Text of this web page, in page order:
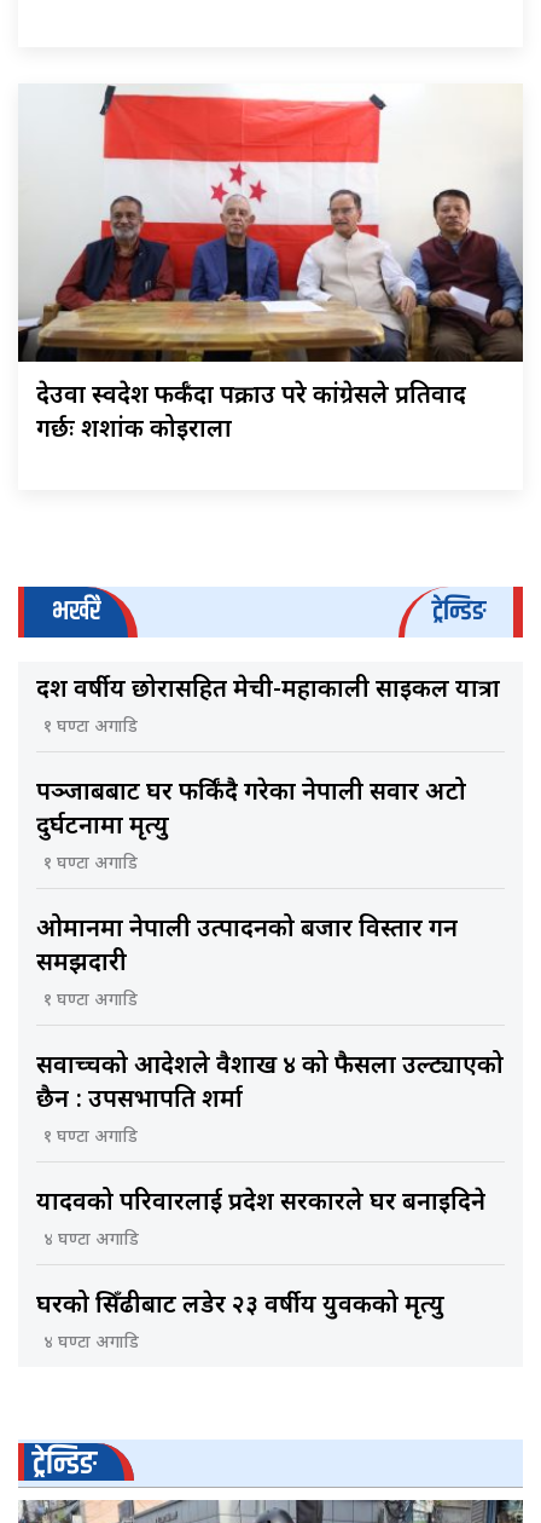
देउवा स्वदेश फर्कँदा पक्राउ परे कांग्रेसले प्रतिवाद
गर्छः शशांक कोइराला
भर्खरै ट्रेन्डिङ
दश वर्षीय छोरासहित मेची-महाकाली साइकल यात्रा
१ घण्टा अगाडि
पञ्जाबबाट घर फर्किंदै गरेका नेपाली सवार अटो
दुर्घटनामा मृत्यु
१ घण्टा अगाडि
ओमानमा नेपाली उत्पादनको बजार विस्तार गर्ने
समझदारी
१ घण्टा अगाडि
सर्वोच्चको आदेशले वैशाख ४ को फैसला उल्ट्याएको
छैन : उपसभापति शर्मा
१ घण्टा अगाडि
यादवको परिवारलाई प्रदेश सरकारले घर बनाइदिने
४ घण्टा अगाडि
घरको सिँढीबाट लडेर २३ वर्षीय युवकको मृत्यु
४ घण्टा अगाडि
ट्रेन्डिङ